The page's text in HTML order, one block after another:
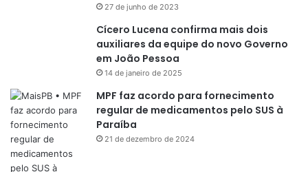
27 de junho de 2023
Cícero Lucena confirma mais dois
auxiliares da equipe do novo Governo
em João Pessoa
14 de janeiro de 2025
MPF faz acordo para fornecimento
regular de medicamentos pelo SUS à
Paraíba
21 de dezembro de 2024